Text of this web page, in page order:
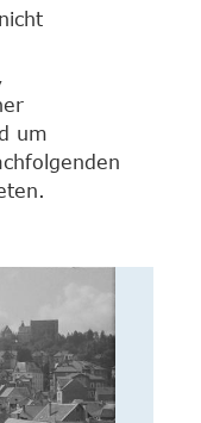
um